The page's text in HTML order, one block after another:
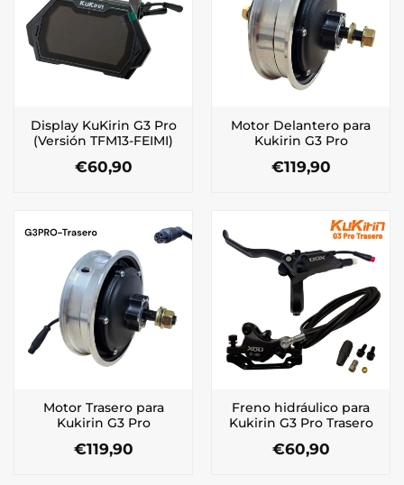
Display KuKirin G3 Pro
(Versión TFM13-FEIMI)
€60,90
Motor Delantero para
Kukirin G3 Pro
€119,90
Motor Trasero para
Kukirin G3 Pro
€119,90
Freno hidráulico para
Kukirin G3 Pro Trasero
€60,90